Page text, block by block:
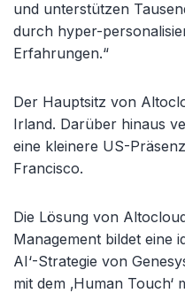
und unterstützen
durch hyper-
Erfahrungen.“
Der Hauptsitz von
Irland. Darüber hinaus
eine kleinere US-
Francisco.
Die Lösung von
Management bildet eine
AI‘-Strategie von
mit dem ‚Human Touch‘